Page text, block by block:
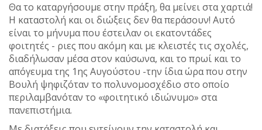
Θα το καταργήσουμε στην πράξη, θα μείνει στα χαρτιά!
Η καταστολή και οι διώξεις δεν θα περάσουν! Αυτό
είναι το μήνυμα που έστειλαν οι εκατοντάδες
φοιτητές - ριες που ακόμη και με κλειστές τις σχολές,
διαδήλωσαν μέσα στον καύσωνα, και το πρωί και το
απόγευμα της 1ης Αυγούστου -την ίδια ώρα που στην
Βουλή ψηφιζόταν το πολυνομοσχέδιο στο οποίο
περιλαμβανόταν το «φοιτητικό ιδιώνυμο» στα
πανεπιστήμια.